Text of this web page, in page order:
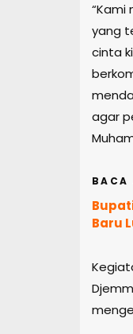
“Kami
yang
cinta
agar
BACA
Baru